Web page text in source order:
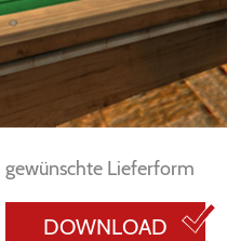
gewünschte Lieferform
DOWNLOAD